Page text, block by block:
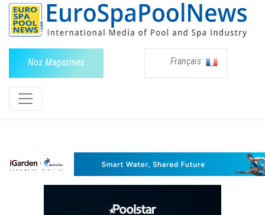
Nos Magazines Français